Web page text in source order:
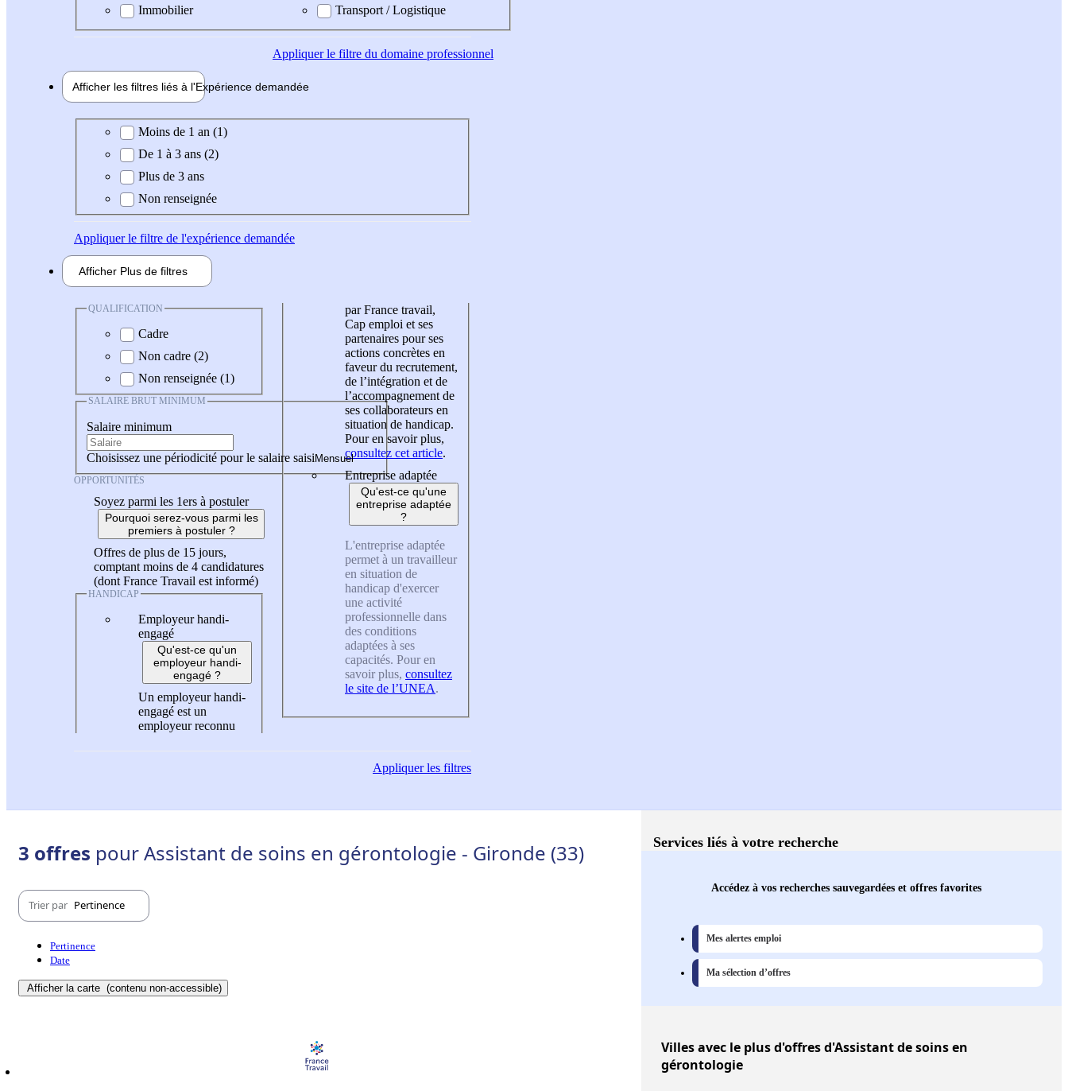
Immobilier
Transport / Logistique
Appliquerle filtre du domaine professionnel
Afficher les filtres liés à l'Expérience demandée
Expérience demandée
Moins de 1 an (1)
De 1 à 3 ans (2)
Plus de 3 ans
Non renseignée
Appliquerle filtre de l'expérience demandée
Afficher Plus de filtres
QUALIFICATION
Cadre
Non cadre (2)
Non renseignée (1)
SALAIRE BRUT MINIMUM
Salaire minimum
Choisissez une périodicité pour le salaire saisi
OPPORTUNITÉS
Soyez parmi les 1ers à postuler
Pourquoi serez-vous parmi les
premiers à postuler ?
Offres de plus de 15 jours,
comptant moins de 4 candidatures
(dont France Travail est informé)
HANDICAP
Employeur handi-
engagé
Qu'est-ce qu'un
employeur handi-
engagé ?
Un employeur handi-
engagé est un
employeur reconnu
par France travail,
Cap emploi et ses
partenaires pour ses
actions concrètes en
faveur du recrutement,
de l’intégration et de
l’accompagnement de
ses collaborateurs en
situation de handicap.
Pour en savoir plus,
consultez cet article.
Entreprise adaptée
Qu'est-ce qu'une
entreprise adaptée
?
L'entreprise adaptée
permet à un travailleur
en situation de
handicap d'exercer
une activité
professionnelle dans
des conditions
adaptées à ses
capacités. Pour en
savoir plus, consultez
le site de l’UNEA.
Appliquerles filtres
3 offres pour Assistant de soins en gérontologie - Gironde (33)
Trier par Pertinence
Pertinence
Date
Afficher la carte (contenu non-accessible)
Services liés à votre recherche
Accédez à vos recherches sauvegardées et offres favorites
Mes alertes emploi
Ma sélection d’offres
Villesavec le plus d'offres d'Assistant de soins en
gérontologie